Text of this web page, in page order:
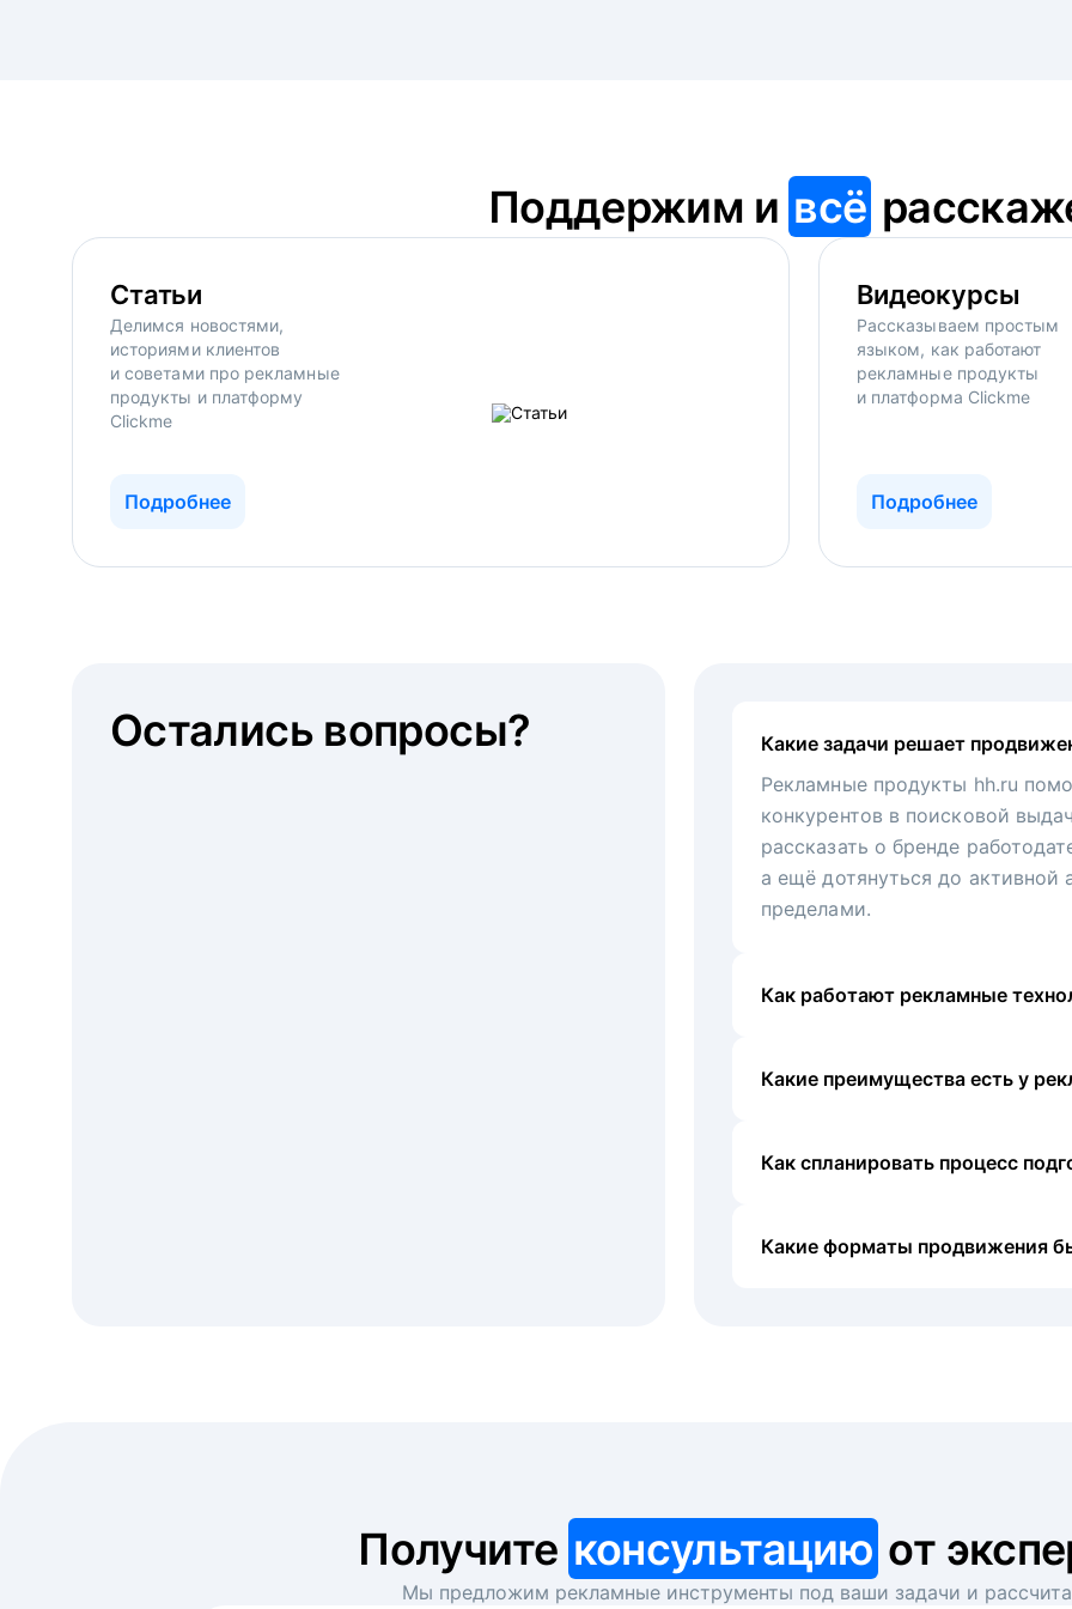
Поддержим и всё
Статьи
Делимся новостями,
историями клиентов
и советами про рекламные
продукты и платформу
Clickme
Подробнее
Видеокурсы
Рассказываем простым
языком, как работают
рекламные продукты
и платформа Clickme
Подробнее
Какие задачи решает
Рекламные продукты hh.ru
конкурентов в поисковой
рассказать о бренде
а ещё дотянуться до активной
пределами.
Как работают рекламные
Какие преимущества есть у
Как спланировать процесс
Какие форматы продвижения
Остались вопросы?
Получите консультацию от
Мы предложим рекламные инструменты под ваши задачи и